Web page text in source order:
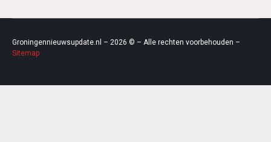
Groningennieuwsupdate.nl – 2026 © – Alle rechten voorbehouden –
Sitemap